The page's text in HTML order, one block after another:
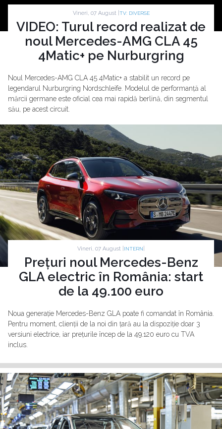
Vineri, 07 August | TV: DIVERSE
VIDEO: Turul record realizat de
noul Mercedes-AMG CLA 45
4Matic+ pe Nurburgring
Noul Mercedes-AMG CLA 45 4Matic+ a stabilit un record pe
legendarul Nurburgring Nordschleife. Modelul de performanță al
mărcii germane este oficial cea mai rapidă berlină, din segmentul
său, pe acest circuit.
Vineri, 07 August | INTERN
Prețuri noul Mercedes-Benz
GLA electric în România: start
de la 49.100 euro
Noua generație Mercedes-Benz GLA poate fi comandat în România.
Pentru moment, clienții de la noi din țară au la dispoziție doar 3
versiuni electrice, iar prețurile încep de la 49.120 euro cu TVA
inclus.